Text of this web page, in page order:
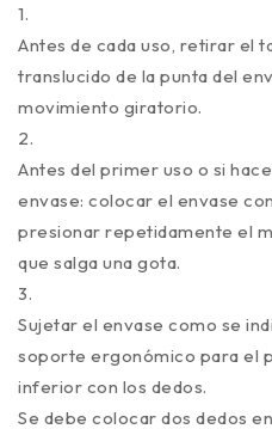
1.
Antes de cada uso, retirar el
translucido de la punta del
movimiento giratorio.
2.
Antes del primer uso o si
envase: colocar el envase
presionar repetidamente el
que salga una gota.
3.
Sujetar el envase como se
soporte ergonómico para el
inferior con los dedos.
Se debe colocar dos dedos